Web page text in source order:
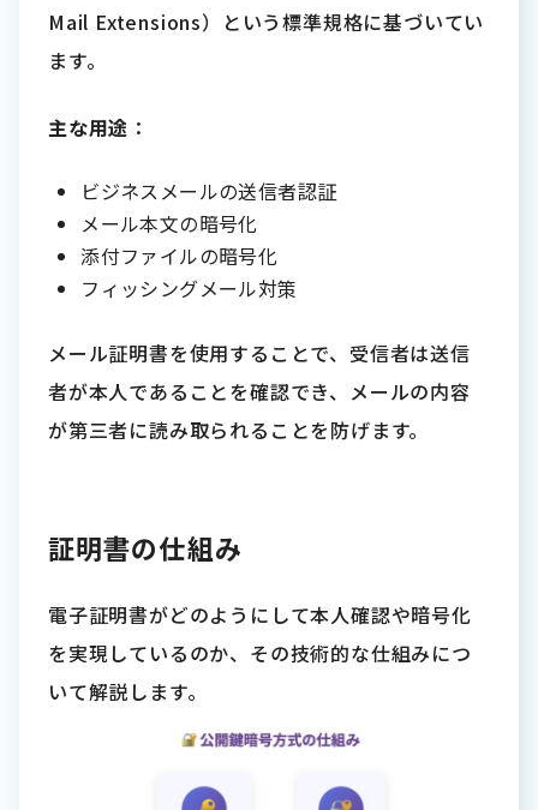
Mail Extensions）という標準規格に基づいてい
ます。
主な用途 ：
ビジネスメールの送信者認証
メール本文の暗号化
添付ファイルの暗号化
フィッシングメール対策
メール証明書を使用することで、受信者は送信
者が本人であることを確認でき、メールの内容
が第三者に読み取られることを防げます。
証明書の仕組み
電子証明書がどのようにして本人確認や暗号化
を実現しているのか、その技術的な仕組みにつ
いて解説します。